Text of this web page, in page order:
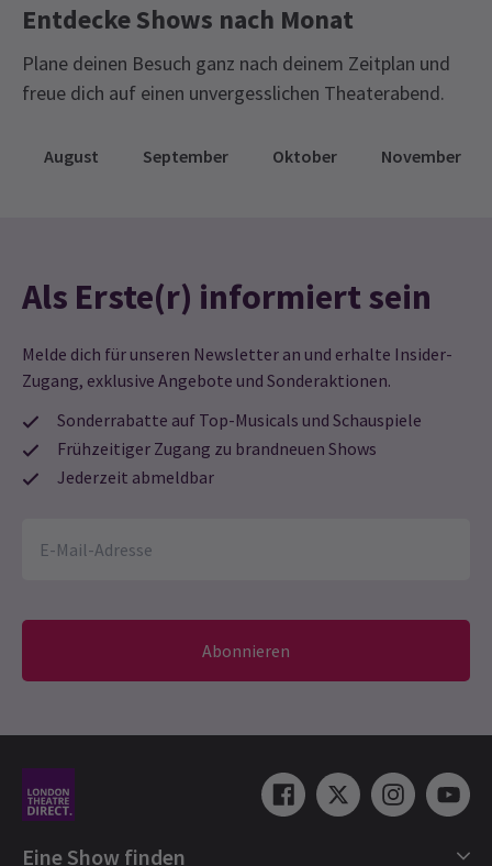
Entdecke Shows nach Monat
Plane deinen Besuch ganz nach deinem Zeitplan und
freue dich auf einen unvergesslichen Theaterabend.
August September Oktober November
Als Erste(r) informiert sein
Melde dich für unseren Newsletter an und erhalte Insider-
Zugang, exklusive Angebote und Sonderaktionen.
Sonderrabatte auf Top-Musicals und Schauspiele
Frühzeitiger Zugang zu brandneuen Shows
Jederzeit abmeldbar
Abonnieren
Eine Show finden